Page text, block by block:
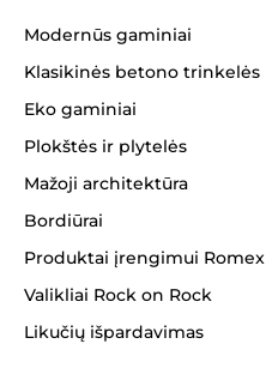
Modernūs gaminiai
Klasikinės betono trinkelės
Eko gaminiai
Plokštės ir plytelės
Mažoji architektūra
Bordiūrai
Produktai įrengimui Romex
Valikliai Rock on Rock
Likučių išpardavimas